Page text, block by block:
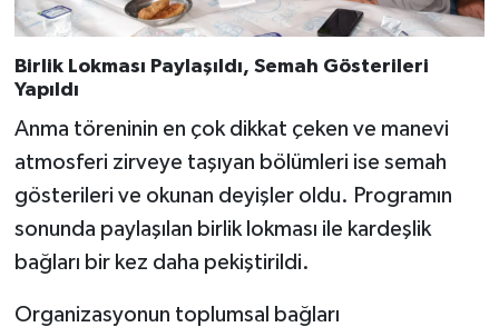
Birlik Lokması Paylaşıldı, Semah Gösterileri
Yapıldı
Anma töreninin en çok dikkat çeken ve manevi
atmosferi zirveye taşıyan bölümleri ise semah
gösterileri ve okunan deyişler oldu. Programın
sonunda paylaşılan birlik lokması ile kardeşlik
bağları bir kez daha pekiştirildi.
Organizasyonun toplumsal bağları